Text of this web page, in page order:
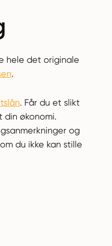
hele det originale
.
. Får du et slikt
din økonomi.
og
du ikke kan stille